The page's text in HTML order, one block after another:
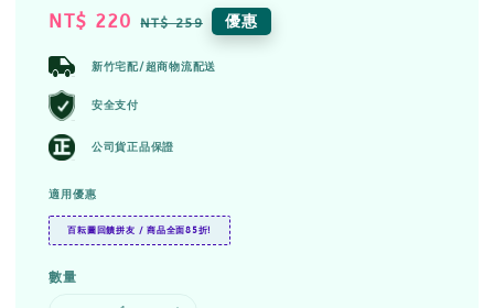
Sale
NT$ 220 Regular
NT$ 259 優惠
新竹宅配/超商物流配送
安全支付
公司貨正品保證
適用優惠
百耘圖回饋拼友 / 商品全面85折!
數量